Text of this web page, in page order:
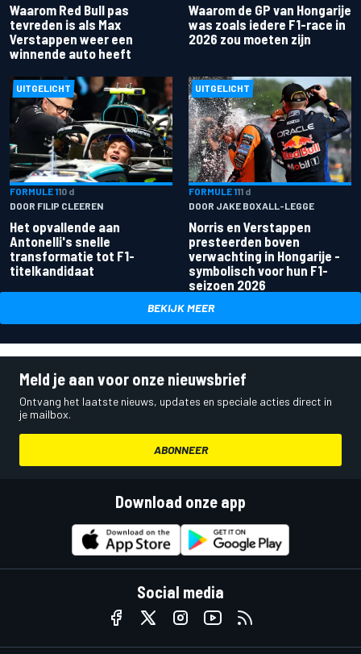
Waarom Red Bull pas
tevreden is als Max
Verstappen weer een
winnende auto heeft
Waarom de GP van Hongarije
was zoals iedere F1-race in
2026 zou moeten zijn
UITGELICHT
FORMULE 110 d
DOOR FILIP CLEEREN
Het opvallende aan
Antonelli's snelle
transformatie tot F1-
titelkandidaat
UITGELICHT
FORMULE 111 d
DOOR JAKE BOXALL-LEGGE
Norris en Verstappen
presteerden boven
verwachting in Hongarije -
symbolisch voor hun F1-
seizoen 2026
BEKIJK MEER
Meld je aan voor onze nieuwsbrief
Ontvang het laatste nieuws, updates en speciale acties direct in
je mailbox.
ABONNEER
Download onze app
Social media